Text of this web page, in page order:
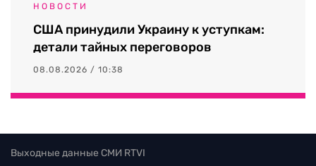
НОВОСТИ
США принудили Украину к уступкам:
детали тайных переговоров
08.08.2026 / 10:38
Выходные данные СМИ RTVI